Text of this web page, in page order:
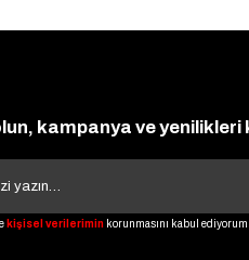
kampanya ve yenilikleri
kişisel verilerimin korunmasını kabul ediyorum.